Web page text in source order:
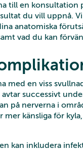
till en
du vill uppnå.
anatomiska
vad du kan
med en viss
successivt
på nerverna i
känsliga för
kan inkludera